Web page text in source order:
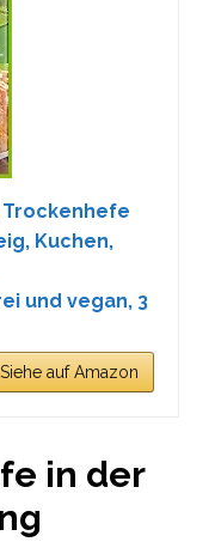
Trockenhefe
Kuchen,
und vegan, 3
Siehe auf Amazon
in der